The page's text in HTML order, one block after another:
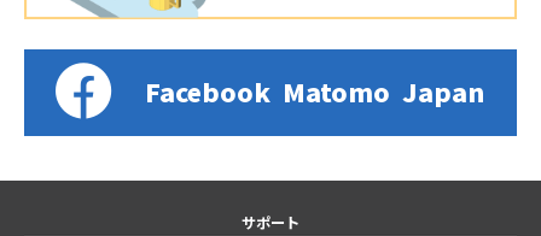
Facebook Matomo Japan
サポート